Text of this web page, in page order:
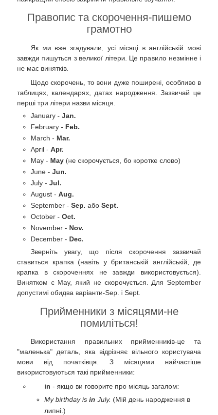
Правопис та скорочення-пишемо
грамотно
Як ми вже згадували, усі місяці в англійській мові
завжди пишуться з великої літери. Це правило незмінне і
не має винятків.
Щодо скорочень, то вони дуже поширені, особливо в
таблицях, календарях, датах народження. Зазвичай це
перші три літери назви місяця.
January - Jan.
February - Feb.
March - Mar.
April - Apr.
May - May (не скорочується, бо коротке слово)
June - Jun.
July - Jul.
August - Aug.
September - Sep. або Sept.
October - Oct.
November - Nov.
December - Dec.
Зверніть увагу, що після скорочення зазвичай
ставиться крапка (навіть у британській англійській, де
крапка в скороченнях не завжди використовується).
Винятком є May, який не скорочується. Для September
допустимі обидва варіанти-Sep. і Sept.
Прийменники з місяцями-не
помиліться!
Використання правильних прийменників-це та
"маленька" деталь, яка відрізняє вільного користувача
мови від початківця. З місяцями найчастіше
використовуються такі прийменники:
in - якщо ви говорите про місяць загалом:
My birthday is in July. (Мій день народження в
липні.)